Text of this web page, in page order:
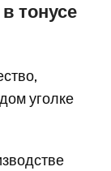
тонусе
уголке